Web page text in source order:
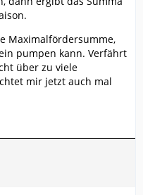
Maximalfördersumme,
pumpen kann. Verfährt
über zu viele
mir jetzt auch mal